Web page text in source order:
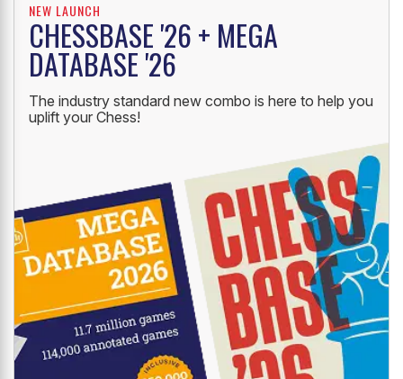
NEW LAUNCH
CHESSBASE '26 + MEGA
DATABASE '26
The industry standard new combo is here to help you
uplift your Chess!